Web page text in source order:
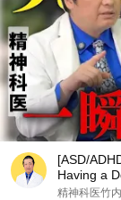
[ASD/
Having a
精神科医竹